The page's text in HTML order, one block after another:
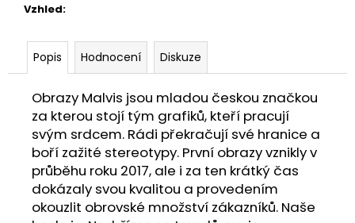
Vzhled:
Popis Hodnocení Diskuze
Obrazy Malvis jsou mladou českou značkou
za kterou stojí tým grafiků, kteří pracují
svým srdcem. Rádi překračují své hranice a
boří zažité stereotypy. První obrazy vznikly v
průběhu roku 2017, ale i za ten krátký čas
dokázaly svou kvalitou a provedením
okouzlit obrovské množství zákazníků. Naše